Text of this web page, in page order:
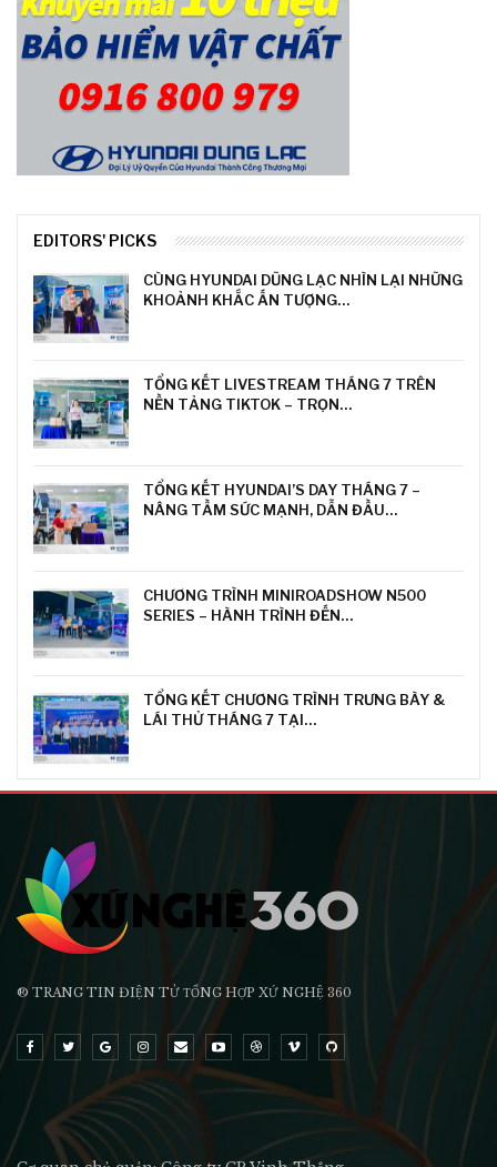
EDITORS' PICKS
CÙNG HYUNDAI DŨNG LẠC NHÌN LẠI NHỮNG
KHOẢNH KHẮC ẤN TƯỢNG…
TỔNG KẾT LIVESTREAM THÁNG 7 TRÊN
NỀN TẢNG TIKTOK – TRỌN…
TỔNG KẾT HYUNDAI’S DAY THÁNG 7 –
NÂNG TẦM SỨC MẠNH, DẪN ĐẦU…
CHƯƠNG TRÌNH MINIROADSHOW N500
SERIES – HÀNH TRÌNH ĐẾN…
TỔNG KẾT CHƯƠNG TRÌNH TRƯNG BÀY &
LÁI THỬ THÁNG 7 TẠI…
® TRANG TIN ĐIỆN TỬ ТỔNG HỢP XỨ NGHỆ 360